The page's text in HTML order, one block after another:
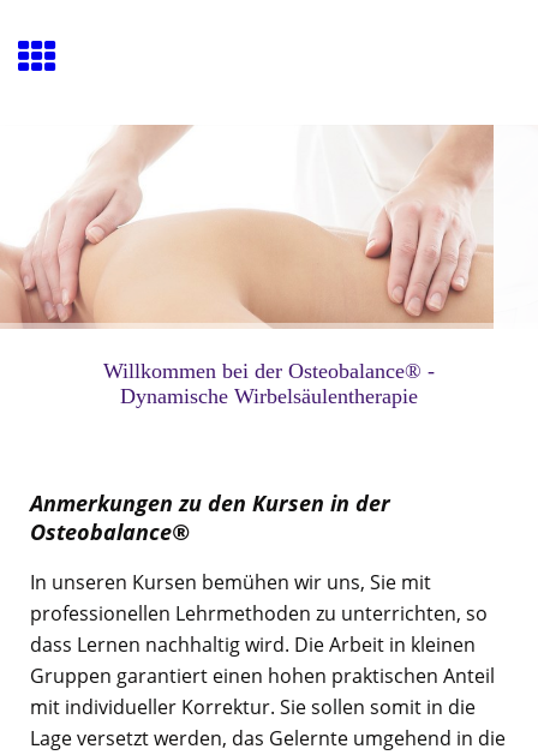
Willkommen bei der Osteobalance® -
Dynamische Wirbelsäulentherapie
Anmerkungen zu den Kursen in der
Osteobalance®
In unseren Kursen bemühen wir uns, Sie mit
professionellen Lehrmethoden zu unterrichten, so
dass Lernen nachhaltig wird. Die Arbeit in kleinen
Gruppen garantiert einen hohen praktischen Anteil
mit individueller Korrektur. Sie sollen somit in die
Lage versetzt werden, das Gelernte umgehend in die